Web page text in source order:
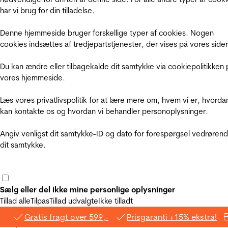
har vi brug for din tilladelse.
Denne hjemmeside bruger forskellige typer af cookies. Nogen
cookies indsættes af tredjepartstjenester, der vises på vores
Du kan ændre eller tilbagekalde dit samtykke via cookiepolitikken
vores hjemmeside.
Læs vores privatlivspolitik for at lære mere om, hvem vi er,
kan kontakte os og hvordan vi behandler personoplysninger.
Angiv venligst dit samtykke-ID og dato for forespørgsel
dit samtykke.
Sælg eller del ikke mine personlige oplysninger
Tillad alleTilpasTillad udvalgteIkke tilladt
Gratis fragt over 599,- Prisgaranti +15% ekstra!